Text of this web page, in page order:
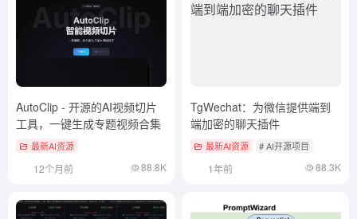
AutoClip - 开源的AI视频切片
工具，一键生成专题视频合集
最新AI资源
12个月前 88.8K
TgWechat：为微信提供端到
端加密的聊天插件
最新AI资源 # AI开源项目
1年前 88.3K